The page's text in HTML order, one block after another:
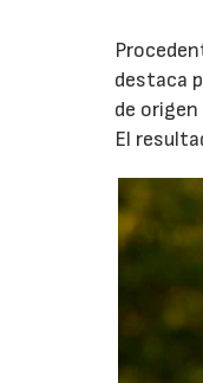
destaca
de
El